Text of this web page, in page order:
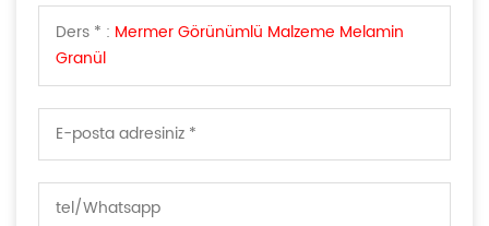
Ders * : Mermer Görünümlü Malzeme Melamin
Granül